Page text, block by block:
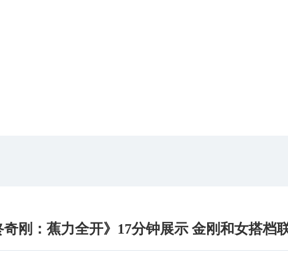
刚：蕉力全开》17分钟展示 金刚和女搭档